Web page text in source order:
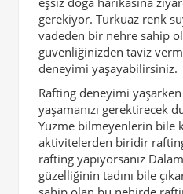
gerekiyor. Turkuaz renk
vadeden bir nehre sahip
güvenliğinizden taviz
deneyimi yaşayabilirsiniz.
Rafting deneyimi
yaşamanızı gerektirecek
Yüzme bilmeyenlerin bile
aktivitelerden biridir
rafting yapıyorsanız
güzelliğinin tadını bile